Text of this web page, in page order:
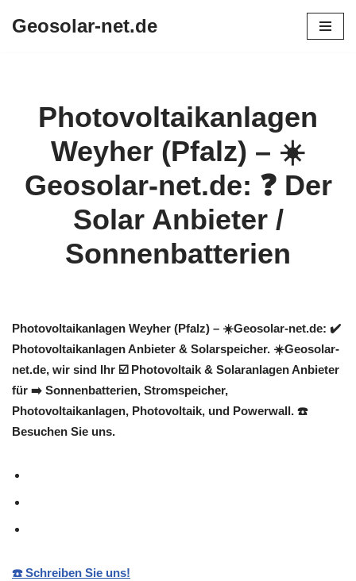
Geosolar-net.de
Photovoltaikanlagen
Weyher (Pfalz) – ☀️
Geosolar-net.de: ❓️ Der
Solar Anbieter /
Sonnenbatterien
Photovoltaikanlagen Weyher (Pfalz) – ☀️Geosolar-net.de: ✔️
Photovoltaikanlagen Anbieter & Solarspeicher. ☀️Geosolar-
net.de, wir sind Ihr ☑️ Photovoltaik & Solaranlagen Anbieter
für ➡️ Sonnenbatterien, Stromspeicher,
Photovoltaikanlagen, Photovoltaik, und Powerwall. ☎️
Besuchen Sie uns.
☎️ Schreiben Sie uns!